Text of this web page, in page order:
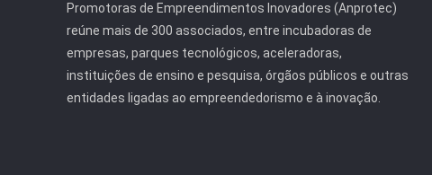
Promotoras de Empreendimentos Inovadores (Anprotec)
reúne mais de 300 associados, entre incubadoras de
empresas, parques tecnológicos, aceleradoras,
instituições de ensino e pesquisa, órgãos públicos e outras
entidades ligadas ao empreendedorismo e à inovação.